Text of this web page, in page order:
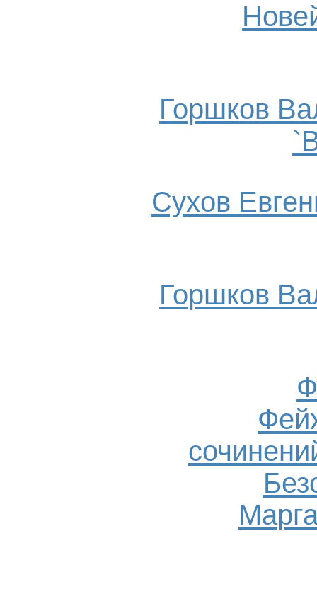
Горшков
Сухов
Горшков